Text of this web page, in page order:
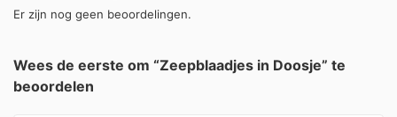
Er zijn nog geen beoordelingen.
Wees de eerste om “Zeepblaadjes in Doosje” te
beoordelen